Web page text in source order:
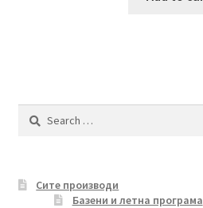
Search
Сите производи
Базени и летна програма